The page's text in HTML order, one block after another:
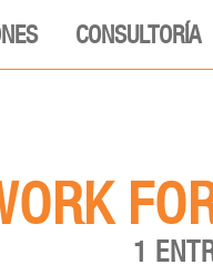
CONSULTORÍA
1